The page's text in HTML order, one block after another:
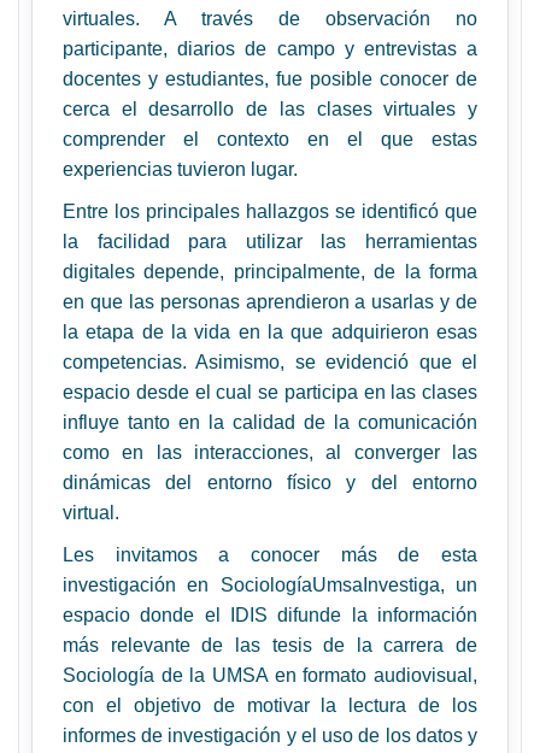
virtuales. A través de observación no
participante, diarios de campo y entrevistas a
docentes y estudiantes, fue posible conocer de
cerca el desarrollo de las clases virtuales y
comprender el contexto en el que estas
experiencias tuvieron lugar.
Entre los principales hallazgos se identificó que
la facilidad para utilizar las herramientas
digitales depende, principalmente, de la forma
en que las personas aprendieron a usarlas y de
la etapa de la vida en la que adquirieron esas
competencias. Asimismo, se evidenció que el
espacio desde el cual se participa en las clases
influye tanto en la calidad de la comunicación
como en las interacciones, al converger las
dinámicas del entorno físico y del entorno
virtual.
Les invitamos a conocer más de esta
investigación en SociologíaUmsaInvestiga, un
espacio donde el IDIS difunde la información
más relevante de las tesis de la carrera de
Sociología de la UMSA en formato audiovisual,
con el objetivo de motivar la lectura de los
informes de investigación y el uso de los datos y